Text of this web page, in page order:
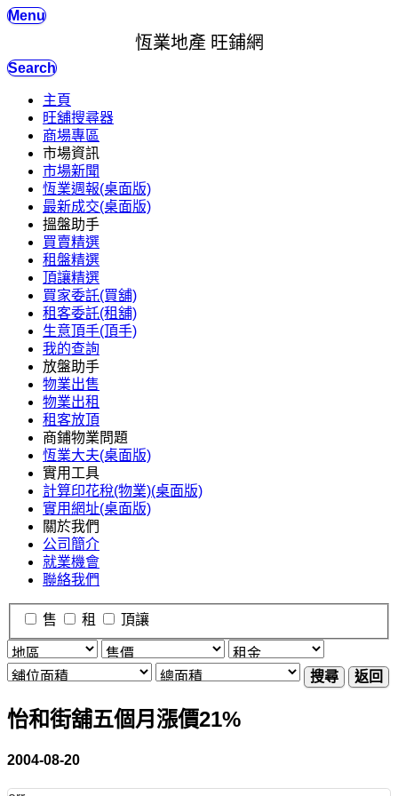
Menu
恆業地產 旺鋪網
Search
主頁
旺舖搜尋器
商場專區
市場資訊
市場新聞
恆業週報(桌面版)
最新成交(桌面版)
搵盤助手
買賣精選
租盤精選
頂讓精選
買家委託(買舖)
租客委託(租舖)
生意頂手(頂手)
我的查詢
放盤助手
物業出售
物業出租
租客放頂
商鋪物業問題
恆業大夫(桌面版)
實用工具
計算印花稅(物業)(桌面版)
實用網址(桌面版)
關於我們
公司簡介
就業機會
聯絡我們
售 租 頂讓
搜尋 返回
怡和街舖五個月漲價21%
2004-08-20